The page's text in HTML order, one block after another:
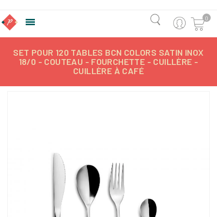
 0
SET POUR 120 TABLES BCN COLORS SATIN INOX
18/0 - COUTEAU - FOURCHETTE - CUILLÈRE -
CUILLÈRE À CAFÉ